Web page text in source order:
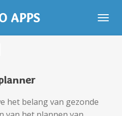
APPS
het belang van gezonde